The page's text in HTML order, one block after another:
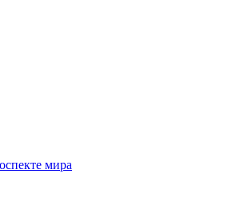
мира